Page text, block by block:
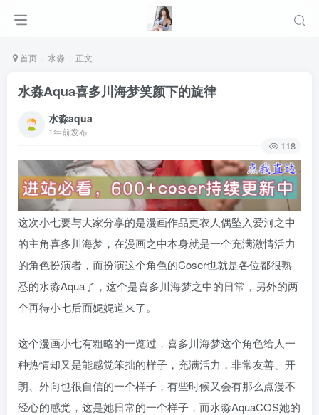
首页 水淼 正文
水淼Aqua喜多川海梦笑颜下的旋律
水淼aqua
1年前发布
118
这次小七要与大家分享的是漫画作品更衣人偶坠入爱河之中
的主角喜多川海梦，在漫画之中本身就是一个充满激情活力
的角色扮演者，而扮演这个角色的Coser也就是各位都很熟
悉的水淼Aqua了，这个是喜多川海梦之中的日常，另外的两
个再待小七后面娓娓道来了。
这个漫画小七有粗略的一览过，喜多川海梦这个角色给人一
种热情却又是能感觉笨拙的样子，充满活力，非常友善、开
朗、外向也很自信的一个样子，有些时候又会有那么点漫不
经心的感觉，这是她日常的一个样子，而水淼AquaCOS她的